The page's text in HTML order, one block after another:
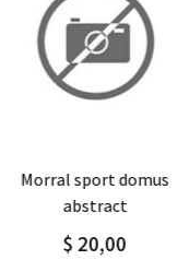
Agregar Detalle
abstract
$ 20,00